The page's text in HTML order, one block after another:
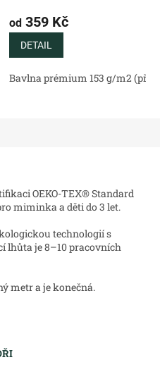
Bavlněný satén 130 g/
od 359 Kč
DETAIL
Bavlna prémium 153 g/m2
OEKO-TEX® Standard
miminka a děti do 3 let.
technologií s
lhůta je 8–10 pracovních
metr a je konečná.